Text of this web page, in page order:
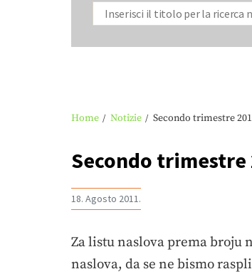
Home Notizie Secondo trimestre
Secondo trimestre
18. Agosto 2011.
Za listu naslova prema broju
naslova, da se ne bismo